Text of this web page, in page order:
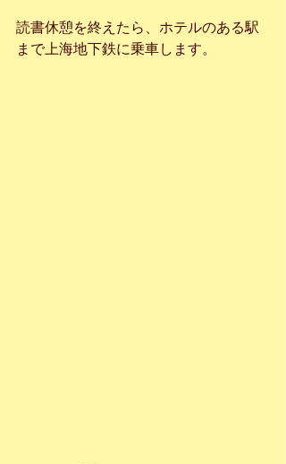
読書休憩を終えたら、ホテルのある駅
まで上海地下鉄に乗車します。